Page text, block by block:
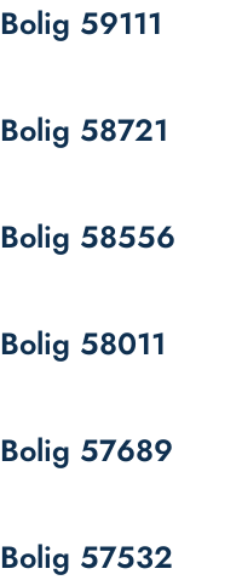
Bolig 59111
Bolig 58721
Bolig 58556
Bolig 58011
Bolig 57689
Bolig 57532